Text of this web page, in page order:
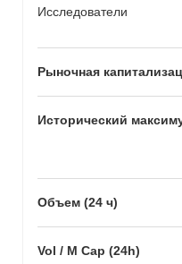
Исследователи
Рыночная
Исторический
Объем (24 ч)
Vol / M Cap (24h)